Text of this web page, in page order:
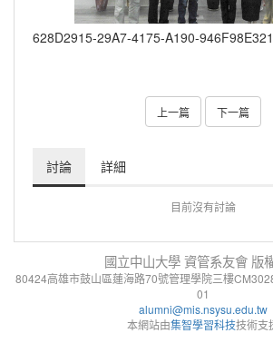
628D2915-29A7-4175-A190-
上一篇 下一篇
討論 詳細
目前沒有討論
國立中山大學 資管系友會 版
80424高雄市鼓山區蓮海路70號管理學院三樓
01
alumni@mis.nsysu.edu.tw
本網站由集智學習科技技術支